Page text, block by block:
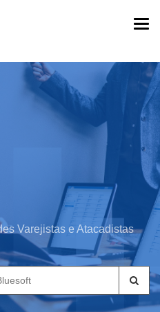
Varejistas e Atacadistas